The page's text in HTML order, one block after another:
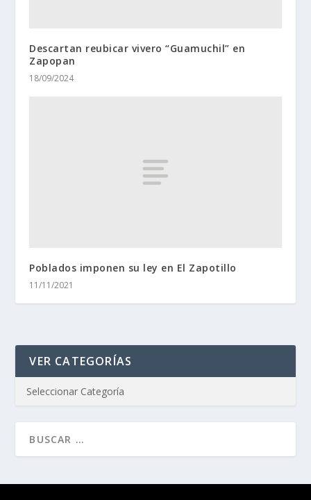
Descartan reubicar vivero “Guamuchil” en
Zapopan
18/09/2024
Poblados imponen su ley en El Zapotillo
11/11/2021
VER CATEGORÍAS